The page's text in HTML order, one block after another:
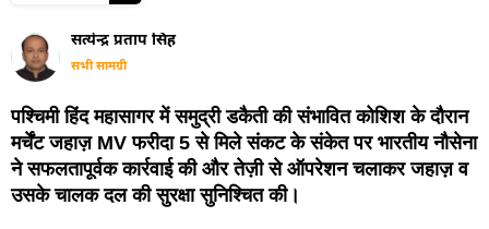
सत्येन्द्र प्रताप सिंह
सभी सामग्री
पश्चिमी हिंद महासागर में समुद्री डकैती की संभावित कोशिश के दौरान
मर्चेंट जहाज़ MV फरीदा 5 से मिले संकट के संकेत पर भारतीय नौसेना
ने सफलतापूर्वक कार्रवाई की और तेज़ी से ऑपरेशन चलाकर जहाज़ व
उसके चालक दल की सुरक्षा सुनिश्चित की।